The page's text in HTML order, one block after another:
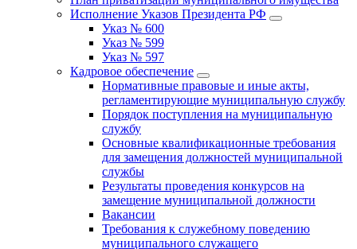
Исполнение Указов Президента РФ
Указ № 600
Указ № 599
Указ № 597
Кадровое обеспечение
Нормативные правовые и иные акты,
регламентирующие муниципальную службу
Порядок поступления на муниципальную
службу
Основные квалификационные требования
для замещения должностей муниципальной
службы
Результаты проведения конкурсов на
замещение муниципальной должности
Вакансии
Требования к служебному поведению
муниципального служащего